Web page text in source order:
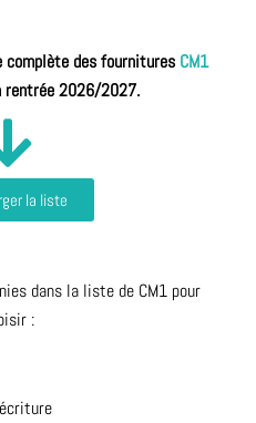
des fournitures CM1
rentrée 2026/2027.
la liste
dans la liste de CM1 pour
: